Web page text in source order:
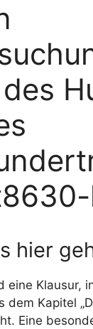
hier
eine Klausur,
dem Kapitel
Eine